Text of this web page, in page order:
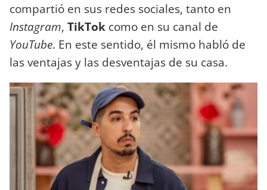
compartió en sus redes sociales, tanto en
Instagram, TikTok como en su canal de
YouTube. En este sentido, él mismo habló de
las ventajas y las desventajas de su casa.